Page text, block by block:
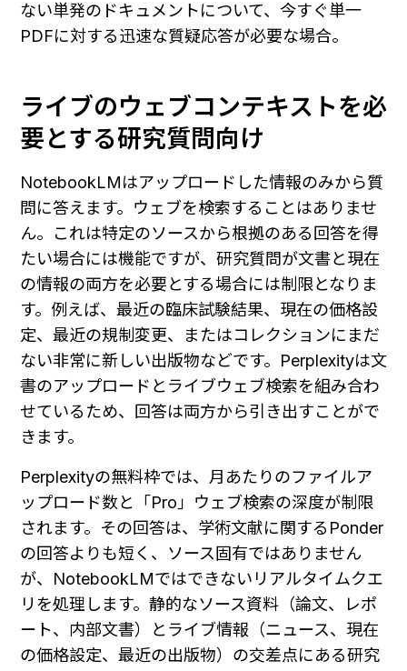
ない単発のドキュメントについて、今すぐ単一
PDFに対する迅速な質疑応答が必要な場合。
ライブのウェブコンテキストを必
要とする研究質問向け
NotebookLMはアップロードした情報のみから質
問に答えます。ウェブを検索することはありませ
ん。これは特定のソースから根拠のある回答を得
たい場合には機能ですが、研究質問が文書と現在
の情報の両方を必要とする場合には制限となりま
す。例えば、最近の臨床試験結果、現在の価格設
定、最近の規制変更、またはコレクションにまだ
ない非常に新しい出版物などです。Perplexityは文
書のアップロードとライブウェブ検索を組み合わ
せているため、回答は両方から引き出すことがで
きます。
Perplexityの無料枠では、月あたりのファイルア
ップロード数と「Pro」ウェブ検索の深度が制限
されます。その回答は、学術文献に関するPonder
の回答よりも短く、ソース固有ではありません
が、NotebookLMではできないリアルタイムクエ
リを処理します。静的なソース資料（論文、レポ
ート、内部文書）とライブ情報（ニュース、現在
の価格設定、最近の出版物）の交差点にある研究